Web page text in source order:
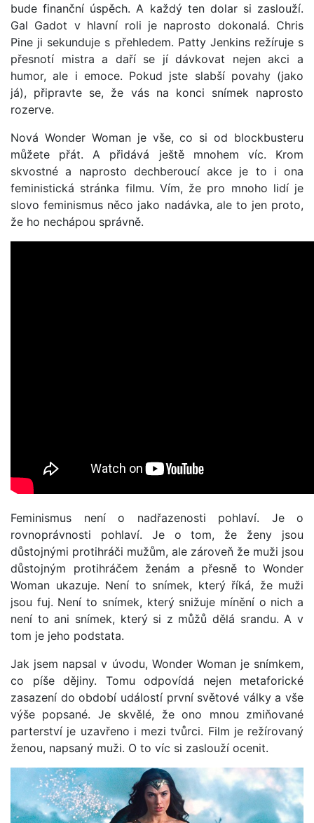
bude finanční úspěch. A každý ten dolar si zaslouží.
Gal Gadot v hlavní roli je naprosto dokonalá. Chris
Pine ji sekunduje s přehledem. Patty Jenkins režíruje s
přesnotí mistra a daří se jí dávkovat nejen akci a
humor, ale i emoce. Pokud jste slabší povahy (jako
já), připravte se, že vás na konci snímek naprosto
rozerve.
Nová Wonder Woman je vše, co si od blockbusteru
můžete přát. A přidává ještě mnohem víc. Krom
skvostné a naprosto dechberoucí akce je to i ona
feministická stránka filmu. Vím, že pro mnoho lidí je
slovo feminismus něco jako nadávka, ale to jen proto,
že ho nechápou správně.
Feminismus není o nadřazenosti pohlaví. Je o
rovnoprávnosti pohlaví. Je o tom, že ženy jsou
důstojnými protihráči mužům, ale zároveň že muži jsou
důstojným protihráčem ženám a přesně to Wonder
Woman ukazuje. Není to snímek, který říká, že muži
jsou fuj. Není to snímek, který snižuje mínění o nich a
není to ani snímek, který si z můžů dělá srandu. A v
tom je jeho podstata.
Jak jsem napsal v úvodu, Wonder Woman je snímkem,
co píše dějiny. Tomu odpovídá nejen metaforické
zasazení do období událostí první světové války a vše
výše popsané. Je skvělé, že ono mnou zmiňované
parterství je uzavřeno i mezi tvůrci. Film je režírovaný
ženou, napsaný muži. O to víc si zaslouží ocenit.